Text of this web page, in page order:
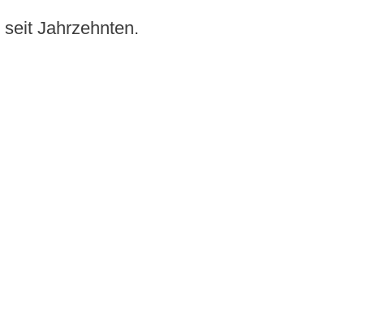
seit Jahrzehnten.